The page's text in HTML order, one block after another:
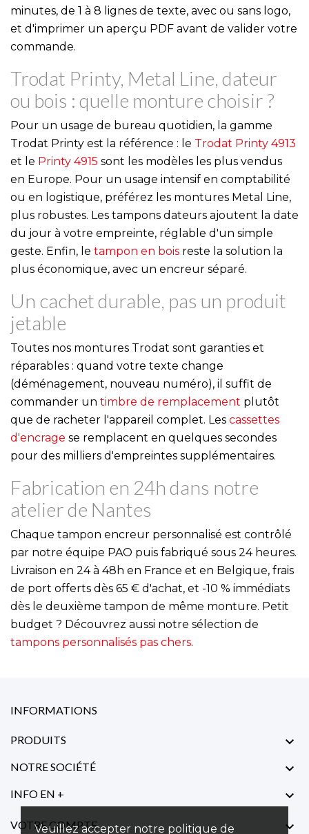
Veuillez accepter notre politique de
minutes, de 1 à 8 lignes de texte, avec ou sans logo,
et d'imprimer un aperçu PDF avant de valider votre
commande.
Trodat Printy, Metal Line, dateur
ou bois : quelle monture choisir ?
Pour un usage de bureau quotidien, la gamme
Trodat Printy est la référence : le Trodat Printy 4913
et le Printy 4915 sont les modèles les plus vendus
en Europe. Pour un usage intensif en comptabilité
ou en logistique, préférez les montures Metal Line,
plus robustes. Les tampons dateurs ajoutent la date
du jour à votre empreinte, réglable d'un simple
geste. Enfin, le tampon en bois reste la solution la
plus économique, avec un encreur séparé.
Un cachet durable, pas un produit
jetable
Toutes nos montures Trodat sont garanties et
réparables : quand votre texte change
(déménagement, nouveau numéro), il suffit de
commander un timbre de remplacement plutôt
que de racheter l'appareil complet. Les cassettes
d'encrage se remplacent en quelques secondes
pour des milliers d'empreintes supplémentaires.
Fabrication en 24h dans notre
atelier de Nantes
Chaque tampon encreur personnalisé est contrôlé
par notre équipe PAO puis fabriqué sous 24 heures.
Livraison en 24 à 48h en France et en Belgique, frais
de port offerts dès 65 € d'achat, et -10 % immédiats
dès le deuxième tampon de même monture. Petit
budget ? Découvrez aussi notre sélection de
tampons personnalisés pas chers.
INFORMATIONS
PRODUITS 
NOTRE SOCIÉTÉ 
INFO EN + 
VOTRE COMPTE 